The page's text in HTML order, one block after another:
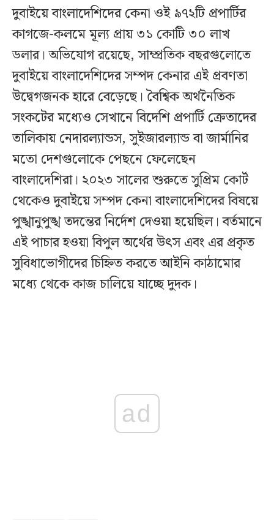
দুবাইয়ে বাংলাদেশিদের কেনা ওই ৯৭২টি প্রপার্টির
কাগজে-কলমে মূল্য প্রায় ৩১ কোটি ৩০ লাখ
ডলার। অভিযোগ রয়েছে, সাম্প্রতিক বছরগুলোতে
দুবাইয়ে বাংলাদেশিদের সম্পদ কেনার এই প্রবণতা
উদ্বেগজনক হারে বেড়েছে। বৈশ্বিক অর্থনৈতিক
সংকটের মধ্যেও সেখানে বিদেশি প্রপার্টি ক্রেতাদের
তালিকায় নেদারল্যান্ডস, সুইজারল্যান্ড বা জার্মানির
মতো দেশগুলোকে পেছনে ফেলেছেন
বাংলাদেশিরা। ২০২৩ সালের শুরুতে সুপ্রিম কোর্ট
থেকেও দুবাইয়ে সম্পদ কেনা বাংলাদেশিদের বিষয়ে
পুঙ্খানুপুঙ্খ তদন্তের নির্দেশ দেওয়া হয়েছিল। বর্তমানে
এই পাচার হওয়া বিপুল অর্থের উৎস এবং এর প্রকৃত
সুবিধাভোগীদের চিহ্নিত করতে আইনি কাঠামোর
মধ্যে থেকে কাজ চালিয়ে যাচ্ছে দুদক।
ad